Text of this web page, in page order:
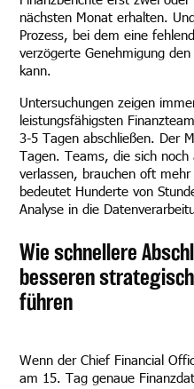
nächsten Monat erhalten.
Prozess, bei dem eine
verzögerte Genehmigung
kann.
Untersuchungen zeigen
leistungsfähigsten
3-5 Tagen abschließen. Der
Tagen. Teams, die sich noch
verlassen, brauchen oft
bedeutet Hunderte von
Analyse in die
Wie schnellere
besseren
führen
Wenn der Chief Financial
am 15. Tag genaue